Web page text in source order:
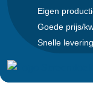
Eigen
Goede prijs/
Snelle